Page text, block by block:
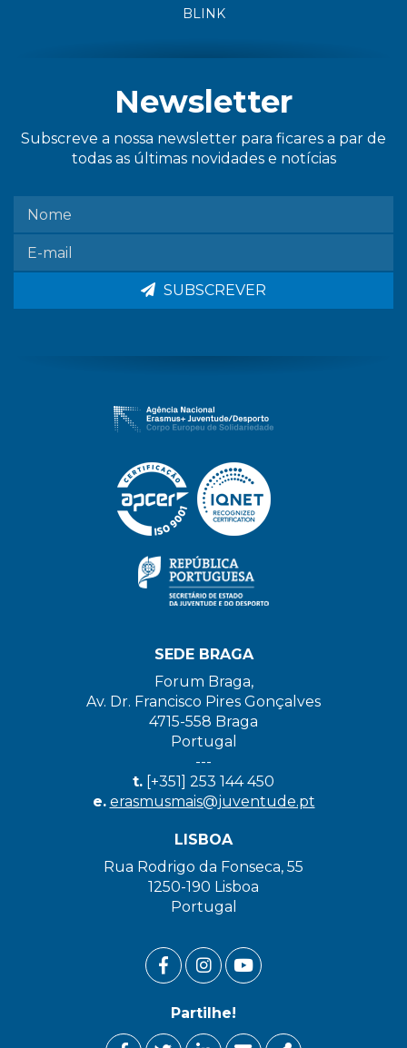
BLINK
Newsletter
Subscreve a nossa newsletter para ficares a par de
todas as últimas novidades e notícias
SUBSCREVER
SEDE BRAGA
Forum Braga,
Av. Dr. Francisco Pires Gonçalves
4715-558 Braga
Portugal
---
t. [+351] 253 144 450
e. erasmusmais@juventude.pt
LISBOA
Rua Rodrigo da Fonseca, 55
1250-190 Lisboa
Portugal
FACEBOOK LINK
INSTAGRAM LINK
YOUTUBE LINK
Partilhe!